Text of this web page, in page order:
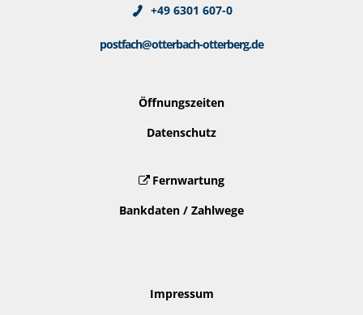
+49 6301 607-0
postfach@otterbach-otterberg.de
Öffnungszeiten
Datenschutz
Fernwartung
Bankdaten / Zahlwege
Impressum